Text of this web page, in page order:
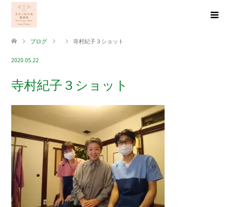
ブログ 寺村紀子３ショット
2020.05.22
寺村紀子３ショット